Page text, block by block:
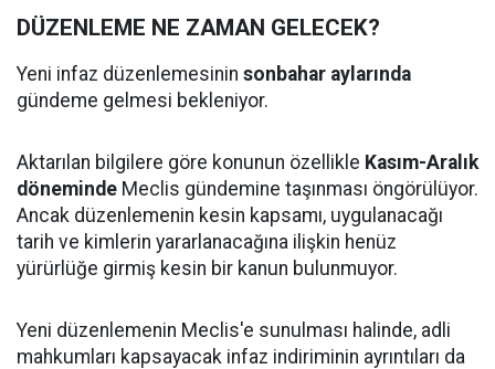
DÜZENLEME NE ZAMAN GELECEK?
Yeni infaz düzenlemesinin sonbahar aylarında
gündeme gelmesi bekleniyor.
Aktarılan bilgilere göre konunun özellikle Kasım-Aralık
döneminde Meclis gündemine taşınması öngörülüyor.
Ancak düzenlemenin kesin kapsamı, uygulanacağı
tarih ve kimlerin yararlanacağına ilişkin henüz
yürürlüğe girmiş kesin bir kanun bulunmuyor.
Yeni düzenlemenin Meclis'e sunulması halinde, adli
mahkumları kapsayacak infaz indiriminin ayrıntıları da